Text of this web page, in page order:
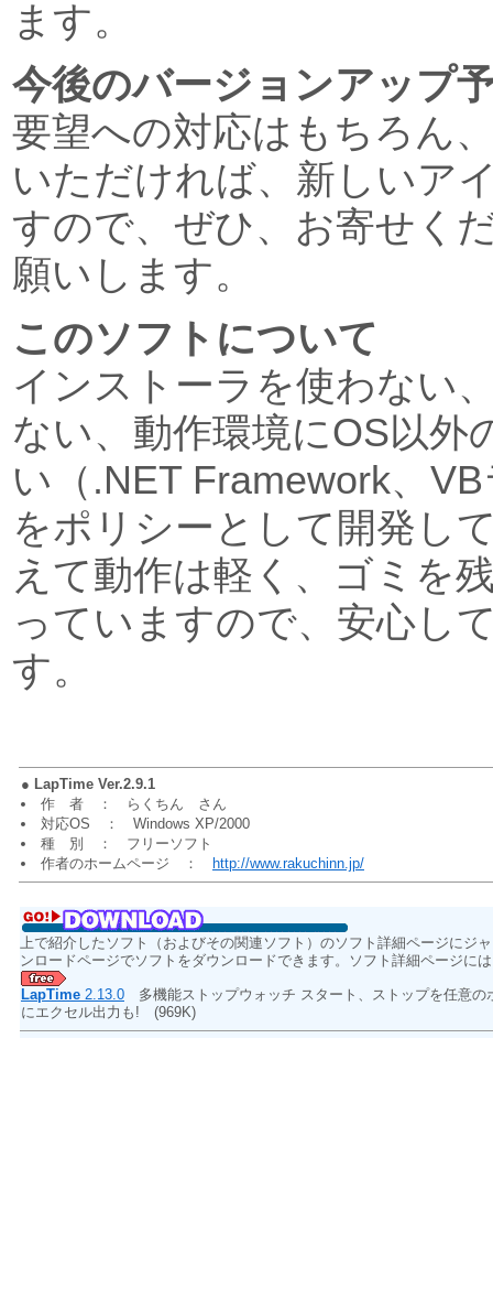
ます。
今後のバージョンアップ
要望への対応はもちろん
いただければ、新しいア
すので、ぜひ、お寄せく
願いします。
このソフトについて
インストーラを使わない
ない、動作環境にOS以外
い（.NET Framework、
をポリシーとして開発し
えて動作は軽く、ゴミを
っていますので、安心し
す。
● LapTime Ver.2.9.1
作 者 ： らくちん さん
対応OS ： Windows XP/2000
種 別 ： フリーソフト
作者のホームページ ：
http://www.rakuchinn.jp/
上で紹介したソフト（およびその関連ソフト）のソフト詳細ページにジ
ンロードページでソフトをダウンロードできます。ソフト詳細ページに
LapTime 2.13.0 多機能ストップウォッチ スタート、ストップを任意の
にエクセル出力も! (969K)